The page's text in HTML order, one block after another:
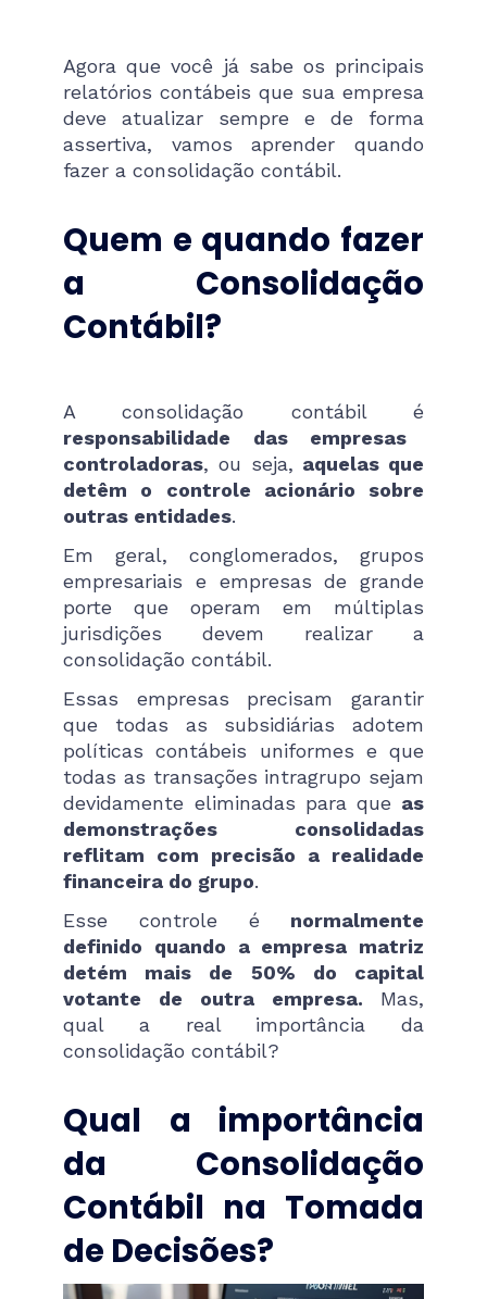
Agora que você já sabe os principais
relatórios contábeis que sua empresa
deve atualizar sempre e de forma
assertiva, vamos aprender quando
fazer a consolidação contábil.
Quem e quando fazer
a Consolidação
Contábil?
A consolidação contábil é
responsabilidade das empresas
controladoras, ou seja, aquelas que
detêm o controle acionário sobre
outras entidades.
Em geral, conglomerados, grupos
empresariais e empresas de grande
porte que operam em múltiplas
jurisdições devem realizar a
consolidação contábil.
Essas empresas precisam garantir
que todas as subsidiárias adotem
políticas contábeis uniformes e que
todas as transações intragrupo sejam
devidamente eliminadas para que as
demonstrações consolidadas
reflitam com precisão a realidade
financeira do grupo.
Esse controle é normalmente
definido quando a empresa matriz
detém mais de 50% do capital
votante de outra empresa. Mas,
qual a real importância da
consolidação contábil?
Qual a importância
da Consolidação
Contábil na Tomada
de Decisões?